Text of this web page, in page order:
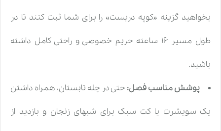
بخواهید گزینه «کوپه دربست» را برای شما ثبت کنند تا در
طول مسیر ۱۶ ساعته حریم خصوصی و راحتی کامل داشته
باشید.
پوشش مناسب فصل:حتی در چله تابستان، همراه داشتن
یک سویشرت یا کت سبک برای شبهای زنجان و بازدید از